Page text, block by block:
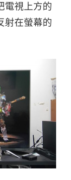
電視上方的
射在螢幕的